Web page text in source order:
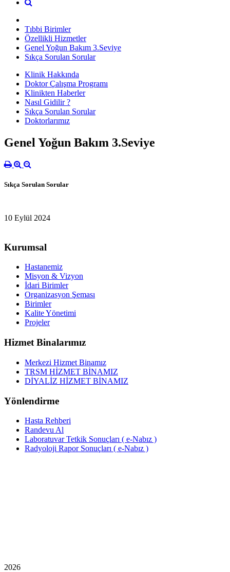
Tıbbi Birimler
Özellikli Hizmetler
Genel Yoğun Bakım 3.Seviye
Sıkça Sorulan Sorular
Klinik Hakkında
Doktor Çalışma Programı
Klinikten Haberler
Nasıl Gidilir ?
Sıkça Sorulan Sorular
Doktorlarımız
Genel Yoğun Bakım 3.Seviye
Sıkça Sorulan Sorular
10 Eylül 2024
Kurumsal
Hastanemiz
Misyon & Vizyon
İdari Birimler
Organizasyon Şeması
Birimler
Kalite Yönetimi
Projeler
Hizmet Binalarımız
Merkezi Hizmet Binamız
TRSM HİZMET BİNAMIZ
DİYALİZ HİZMET BİNAMIZ
Yönlendirme
Hasta Rehberi
Randevu Al
Laboratuvar Tetkik Sonuçları ( e-Nabız )
Radyoloji Rapor Sonuçları ( e-Nabız )
2026